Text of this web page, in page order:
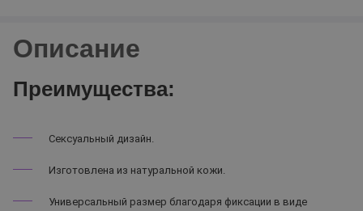
Описание
Преимущества:
Сексуальный дизайн.
Изготовлена из натуральной кожи.
Универсальный размер благодаря фиксации в виде